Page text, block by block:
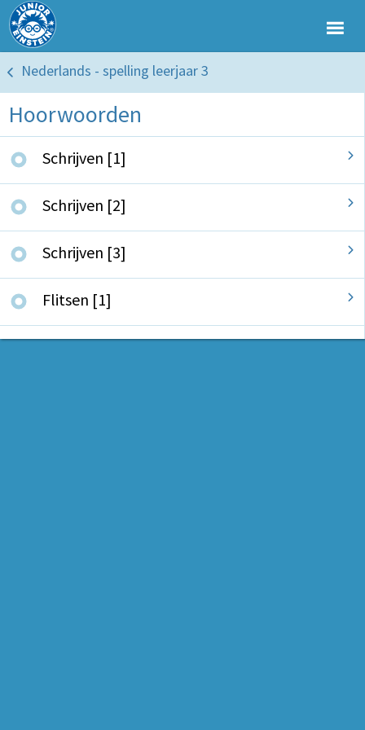
Nederlands - spelling leerjaar 3
Hoorwoorden
Schrijven [1]
Schrijven [2]
Schrijven [3]
Flitsen [1]